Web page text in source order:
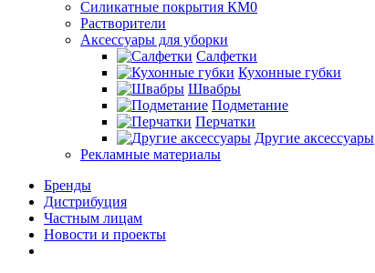
Силикатные покрытия КМ0
Растворители
Аксессуары для уборки
Салфетки
Кухонные губки
Швабры
Подметание
Перчатки
Другие аксессуары
Рекламные материалы
Бренды
Дистрибуция
Частным лицам
Новости и проекты